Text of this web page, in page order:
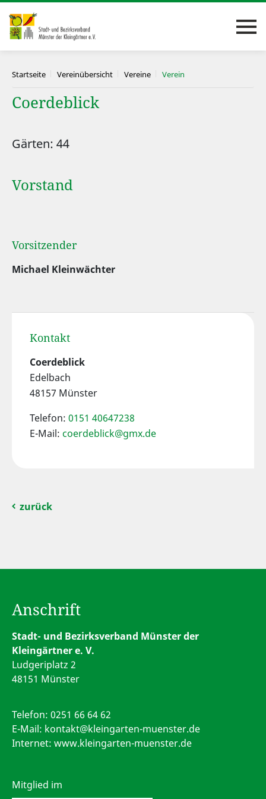
Startseite Vereinübersicht Vereine Verein
Coerdeblick
Gärten: 44
Vorstand
Vorsitzender
Michael Kleinwächter
Kontakt
Coerdeblick
Edelbach
48157 Münster
Telefon: 0151 40647238
E-Mail: coerdeblick@gmx.de
zurück
Anschrift
Stadt- und Bezirksverband Münster der
Kleingärtner e. V.
Ludgeriplatz 2
48151 Münster
Telefon: 0251 66 64 62
E-Mail: kontakt@kleingarten-muenster.de
Internet: www.kleingarten-muenster.de
Mitglied im